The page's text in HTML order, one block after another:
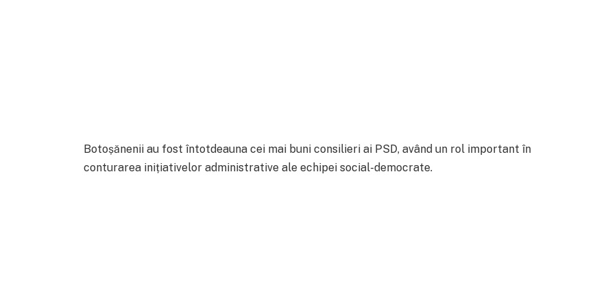
Botoșănenii au fost întotdeauna cei mai buni consilieri ai PSD, având un rol important în
conturarea inițiativelor administrative ale echipei social-democrate.